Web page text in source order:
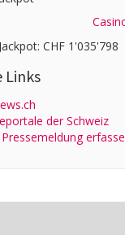
CHF 1'035'798
Links
der Schweiz